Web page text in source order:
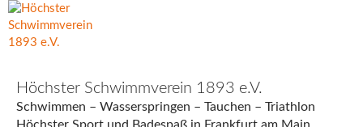
Höchster Schwimmverein 1893 e.V.
Schwimmen – Wasserspringen – Tauchen – Triathlon